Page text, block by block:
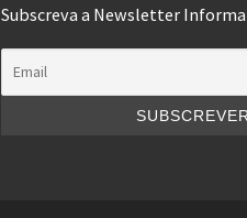
Subscreva a Newsletter